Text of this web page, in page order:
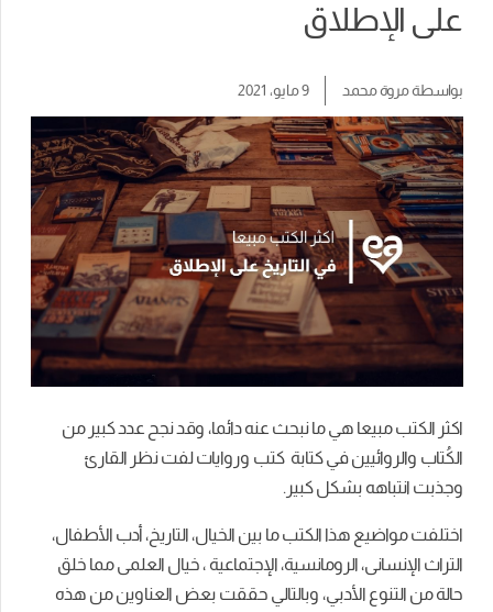
على الإطلاق
بواسطةمروة محمد 9 مايو، 2021
اكثر الكتب مبيعا هي ما نبحث عنه دائما، وقد نجح عدد كبير من
الكُتاب والروائيين في كتابة كتب وروايات لفت نظر القارئ
وجذبت انتباهه بشكل كبير.
اختلفت مواضيع هذا الكتب ما بين الخيال، التاريخ، أدب الأطفال،
التراث الإنسانى، الرومانسية، الإجتماعية ، خيال العلمى مما خلق
حالة من التنوع الأدبي، وبالتالي حققت بعض العناوين من هذه